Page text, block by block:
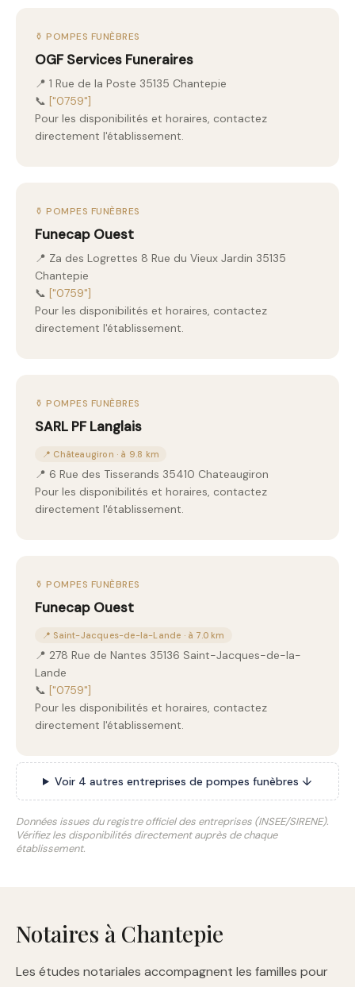
⚱️ POMPES FUNÈBRES
OGF Services Funeraires
📍 1 Rue de la Poste 35135 Chantepie
📞 ["0759"]
Pour les disponibilités et horaires, contactez
directement l'établissement.
⚱️ POMPES FUNÈBRES
Funecap Ouest
📍 Za des Logrettes 8 Rue du Vieux Jardin 35135
Chantepie
📞 ["0759"]
Pour les disponibilités et horaires, contactez
directement l'établissement.
⚱️ POMPES FUNÈBRES
SARL PF Langlais
📍 Châteaugiron · à 9.8 km
📍 6 Rue des Tisserands 35410 Chateaugiron
Pour les disponibilités et horaires, contactez
directement l'établissement.
⚱️ POMPES FUNÈBRES
Funecap Ouest
📍 Saint-Jacques-de-la-Lande · à 7.0 km
📍 278 Rue de Nantes 35136 Saint-Jacques-de-la-
Lande
📞 ["0759"]
Pour les disponibilités et horaires, contactez
directement l'établissement.
Voir 4 autres entreprises de pompes funèbres ↓
Données issues du registre officiel des entreprises (INSEE/SIRENE).
Vérifiez les disponibilités directement auprès de chaque
établissement.
Notaires à Chantepie
Les études notariales accompagnent les familles pour